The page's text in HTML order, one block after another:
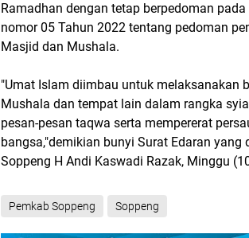
Ramadhan dengan tetap berpedoman
nomor 05 Tahun 2022 tentang pedoman
Masjid dan Mushala.
"Umat Islam diimbau untuk melaksanakan
Mushala dan tempat lain dalam rangka
pesan-pesan taqwa serta mempererat
bangsa,"demikian bunyi Surat Edaran
Soppeng H Andi Kaswadi Razak, Minggu
Pemkab Soppeng Soppeng